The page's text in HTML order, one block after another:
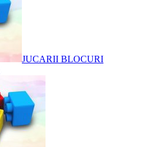
JUCARII BLOCURI